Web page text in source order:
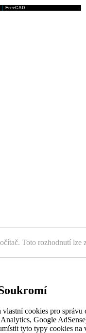
FreeCAD
Toto rozhodnutí lze
vlastní cookies pro
Google
tyto typy cookies na